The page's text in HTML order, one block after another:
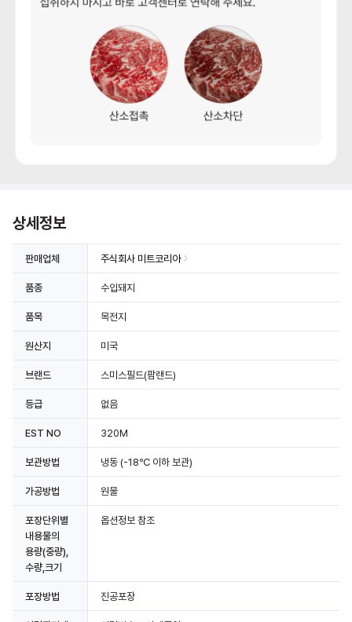
상세정보
판매업체 주식회사 미트코리아
품종 수입돼지
품목 목전지
원산지 미국
브랜드 스미스필드(팜랜드)
등급 없음
EST NO 320M
보관방법 냉동 (-18℃ 이하 보관)
가공방법 원물
포장단위별
내용물의
용량(중량),
수량,크기
옵션정보 참조
포장방법 진공포장